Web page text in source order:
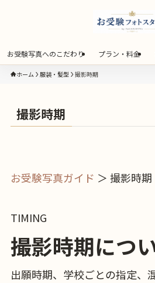
お受験写真へのこだわり プラン・料金
ホーム 服装・髪型 撮影時期
撮影時期
お受験写真ガイド ＞ 撮影時期
TIMING
撮影時期につ
出願時期、学校ごとの指定、